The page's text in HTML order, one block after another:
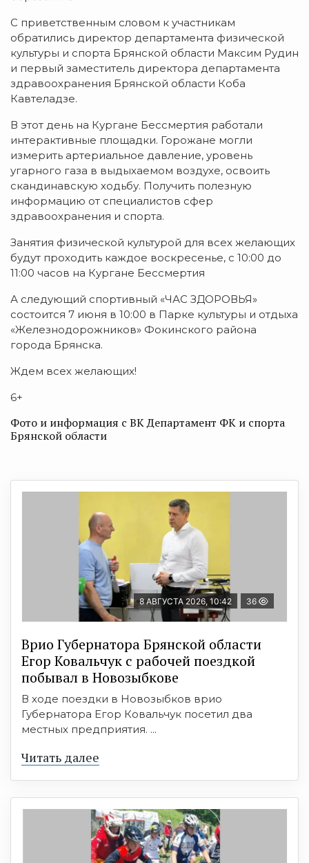
С приветственным словом к участникам
обратились директор департамента физической
культуры и спорта Брянской области Максим Рудин
и первый заместитель директора департамента
здравоохранения Брянской области Коба
Кавтеладзе.
В этот день на Кургане Бессмертия работали
интерактивные площадки. Горожане могли
измерить артериальное давление, уровень
угарного газа в выдыхаемом воздухе, освоить
скандинавскую ходьбу. Получить полезную
информацию от специалистов сфер
здравоохранения и спорта.
Занятия физической культурой для всех желающих
будут проходить каждое воскресенье, с 10:00 до
11:00 часов на Кургане Бессмертия
А следующий спортивный «ЧАС ЗДОРОВЬЯ»
состоится 7 июня в 10:00 в Парке культуры и отдыха
«Железнодорожников» Фокинского района
города Брянска.
Ждем всех желающих!
6+
Фото и информация с ВК Департамент ФК и спорта
Брянской области
8 АВГУСТА 2026, 10:42 36
Врио Губернатора Брянской области
Егор Ковальчук с рабочей поездкой
побывал в Новозыбкове
В ходе поездки в Новозыбков врио
Губернатора Егор Ковальчук посетил два
местных предприятия. ...
Читать далее